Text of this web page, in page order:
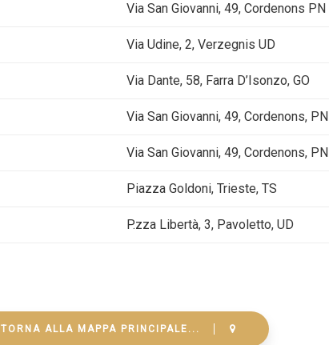
Via San Giovanni, 49, Cordenons PN
Via Udine, 2, Verzegnis UD
Via Dante, 58, Farra D’Isonzo, GO
Via San Giovanni, 49, Cordenons, PN
Via San Giovanni, 49, Cordenons, PN
Piazza Goldoni, Trieste, TS
P.zza Libertà, 3, Pavoletto, UD
TORNA ALLA MAPPA PRINCIPALE...